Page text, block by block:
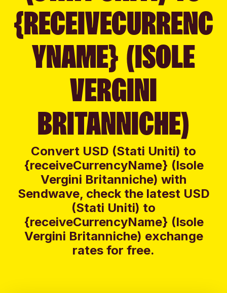
{RECEIVECURRENC
YNAME} (ISOLE
VERGINI
BRITANNICHE)
Convert USD (Stati Uniti) to
{receiveCurrencyName} (Isole
Vergini Britanniche) with
Sendwave, check the latest USD
(Stati Uniti) to
{receiveCurrencyName} (Isole
Vergini Britanniche) exchange
rates for free.